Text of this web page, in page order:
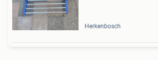
Herkenbosch